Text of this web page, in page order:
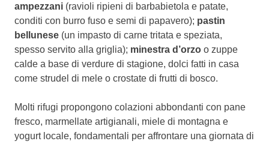
ampezzani (ravioli ripieni di barbabietola e patate,
conditi con burro fuso e semi di papavero); pastin
bellunese (un impasto di carne tritata e speziata,
spesso servito alla griglia); minestra d’orzo o zuppe
calde a base di verdure di stagione, dolci fatti in casa
come strudel di mele o crostate di frutti di bosco.
Molti rifugi propongono colazioni abbondanti con pane
fresco, marmellate artigianali, miele di montagna e
yogurt locale, fondamentali per affrontare una giornata di